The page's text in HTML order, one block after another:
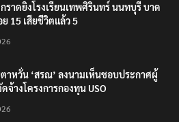
ราดยิงโรงเรียนเทพศิรินทร์ นนทบุรี บาด
15 เสียชีวิตแล้ว 5
าหวั่น ‘สรณ’ ลงนามเห็นชอบประกาศผู้
จ้างโครงการกองทุน USO